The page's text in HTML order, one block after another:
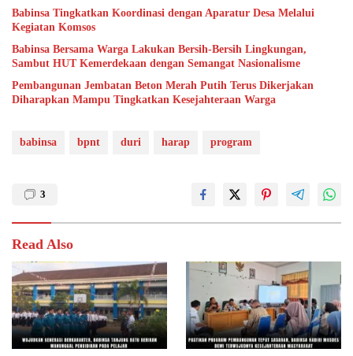
Babinsa Tingkatkan Koordinasi dengan Aparatur Desa Melalui
Kegiatan Komsos
Babinsa Bersama Warga Lakukan Bersih-Bersih Lingkungan,
Sambut HUT Kemerdekaan dengan Semangat Nasionalisme
Pembangunan Jembatan Beton Merah Putih Terus Dikerjakan
Diharapkan Mampu Tingkatkan Kesejahteraan Warga
babinsa bpnt duri harap program
3
Read Also